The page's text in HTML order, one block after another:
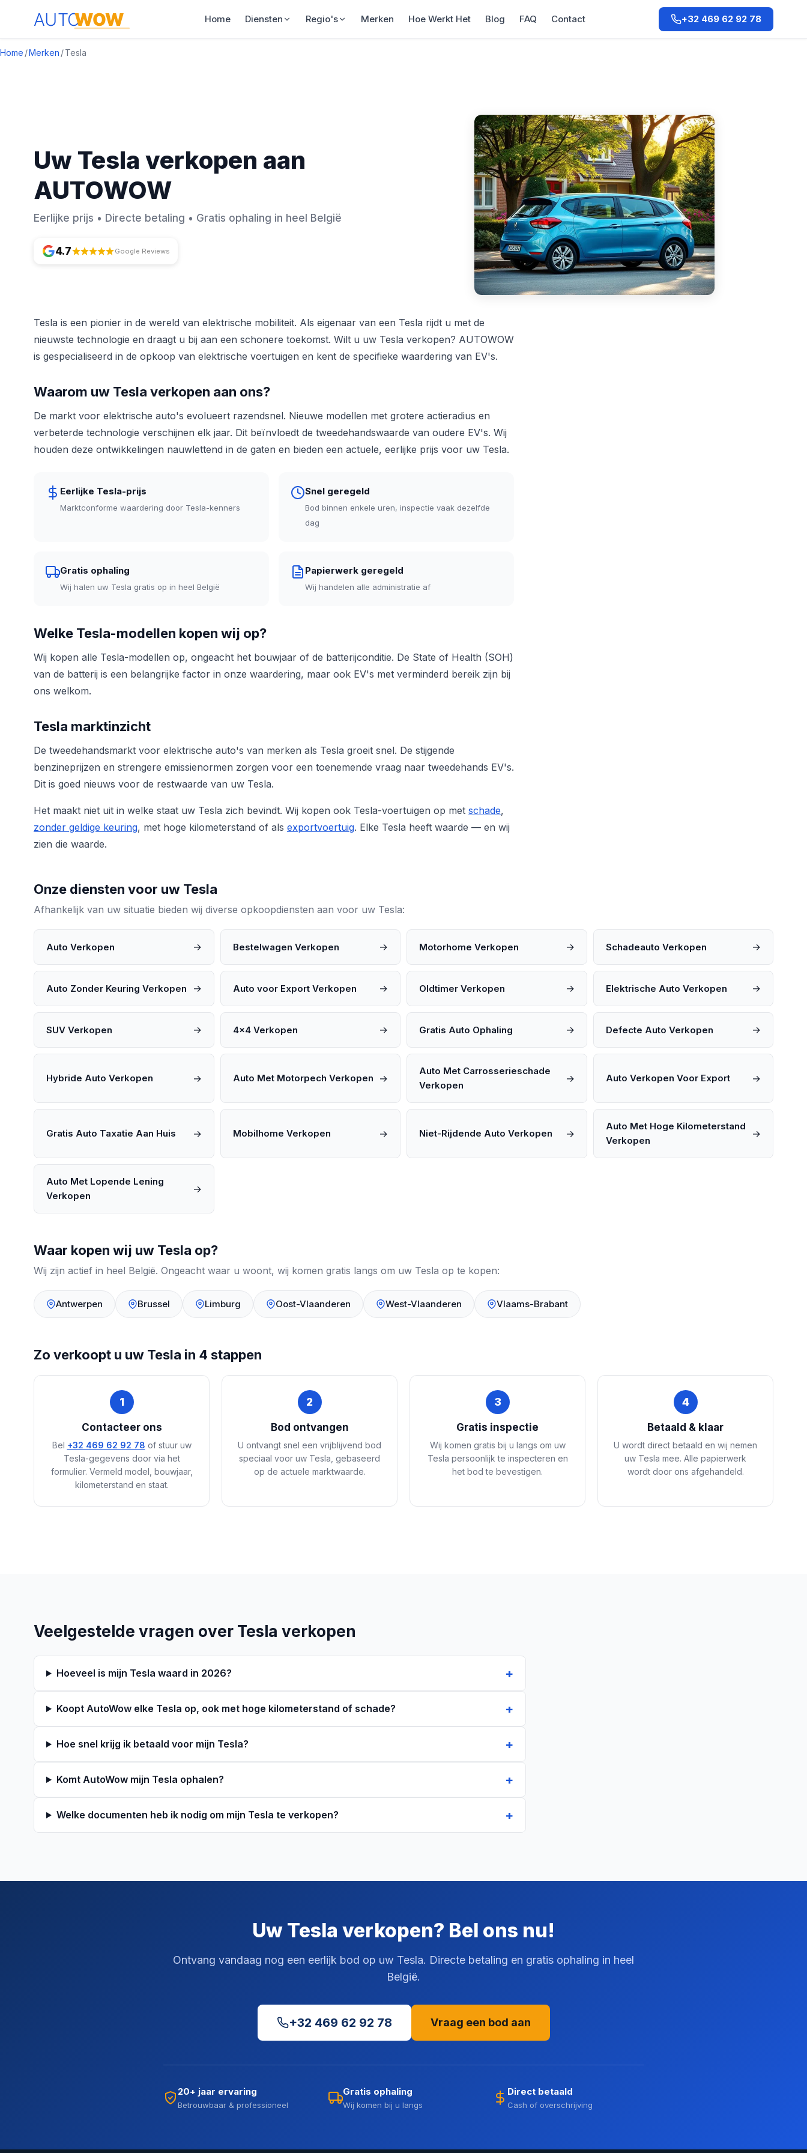
Home Diensten Regio's Merken Hoe Werkt Het Blog FAQ Contact +32 469 62 92 78
Home /Merken /Tesla
Uw Tesla verkopen aan
AUTOWOW
Eerlijke prijs • Directe betaling • Gratis ophaling in heel België
4.7 Google Reviews
Tesla is een pionier in de wereld van elektrische mobiliteit. Als eigenaar van een Tesla rijdt u met de
nieuwste technologie en draagt u bij aan een schonere toekomst. Wilt u uw Tesla verkopen? AUTOWOW
is gespecialiseerd in de opkoop van elektrische voertuigen en kent de specifieke waardering van EV's.
Waarom uw Tesla verkopen aan ons?
De markt voor elektrische auto's evolueert razendsnel. Nieuwe modellen met grotere actieradius en
verbeterde technologie verschijnen elk jaar. Dit beïnvloedt de tweedehandswaarde van oudere EV's. Wij
houden deze ontwikkelingen nauwlettend in de gaten en bieden een actuele, eerlijke prijs voor uw Tesla.
Eerlijke Tesla-prijs
Marktconforme waardering door Tesla-kenners
Snel geregeld
Bod binnen enkele uren, inspectie vaak dezelfde
dag
Gratis ophaling
Wij halen uw Tesla gratis op in heel België
Papierwerk geregeld
Wij handelen alle administratie af
Welke Tesla-modellen kopen wij op?
Wij kopen alle Tesla-modellen op, ongeacht het bouwjaar of de batterijconditie. De State of Health (SOH)
van de batterij is een belangrijke factor in onze waardering, maar ook EV's met verminderd bereik zijn bij
ons welkom.
Tesla marktinzicht
De tweedehandsmarkt voor elektrische auto's van merken als Tesla groeit snel. De stijgende
benzineprijzen en strengere emissienormen zorgen voor een toenemende vraag naar tweedehands EV's.
Dit is goed nieuws voor de restwaarde van uw Tesla.
Het maakt niet uit in welke staat uw Tesla zich bevindt. Wij kopen ook Tesla-voertuigen op met schade,
zonder geldige keuring, met hoge kilometerstand of als exportvoertuig. Elke Tesla heeft waarde — en wij
zien die waarde.
Onze diensten voor uw Tesla
Afhankelijk van uw situatie bieden wij diverse opkoopdiensten aan voor uw Tesla:
Auto Verkopen → Bestelwagen Verkopen → Motorhome Verkopen → Schadeauto Verkopen →
Auto Zonder Keuring Verkopen → Auto voor Export Verkopen → Oldtimer Verkopen → Elektrische Auto Verkopen →
SUV Verkopen → 4x4 Verkopen → Gratis Auto Ophaling → Defecte Auto Verkopen →
Hybride Auto Verkopen → Auto Met Motorpech Verkopen →
Auto Met Carrosserieschade
Verkopen
→ Auto Verkopen Voor Export →
Gratis Auto Taxatie Aan Huis → Mobilhome Verkopen → Niet-Rijdende Auto Verkopen →
Auto Met Hoge Kilometerstand
Verkopen
→
Auto Met Lopende Lening
Verkopen
→
Waar kopen wij uw Tesla op?
Wij zijn actief in heel België. Ongeacht waar u woont, wij komen gratis langs om uw Tesla op te kopen:
Antwerpen Brussel Limburg Oost-Vlaanderen West-Vlaanderen Vlaams-Brabant
Zo verkoopt u uw Tesla in 4 stappen
1
Contacteer ons
Bel +32 469 62 92 78 of stuur uw
Tesla-gegevens door via het
formulier. Vermeld model, bouwjaar,
kilometerstand en staat.
2
Bod ontvangen
U ontvangt snel een vrijblijvend bod
speciaal voor uw Tesla, gebaseerd
op de actuele marktwaarde.
3
Gratis inspectie
Wij komen gratis bij u langs om uw
Tesla persoonlijk te inspecteren en
het bod te bevestigen.
4
Betaald & klaar
U wordt direct betaald en wij nemen
uw Tesla mee. Alle papierwerk
wordt door ons afgehandeld.
Veelgestelde vragen over Tesla verkopen
Hoeveel is mijn Tesla waard in 2026?
Koopt AutoWow elke Tesla op, ook met hoge kilometerstand of schade?
Hoe snel krijg ik betaald voor mijn Tesla?
Komt AutoWow mijn Tesla ophalen?
Welke documenten heb ik nodig om mijn Tesla te verkopen?
Uw Tesla verkopen? Bel ons nu!
Ontvang vandaag nog een eerlijk bod op uw Tesla. Directe betaling en gratis ophaling in heel
België.
+32 469 62 92 78 Vraag een bod aan
20+ jaar ervaring
Betrouwbaar & professioneel
Gratis ophaling
Wij komen bij u langs
Direct betaald
Cash of overschrijving